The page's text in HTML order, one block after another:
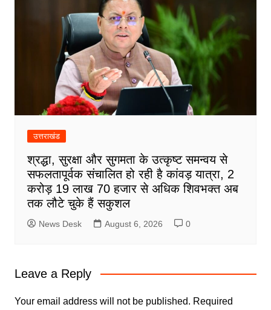
उत्तराखंड
श्रद्धा, सुरक्षा और सुगमता के उत्कृष्ट समन्वय से
सफलतापूर्वक संचालित हो रही है कांवड़ यात्रा, 2
करोड़ 19 लाख 70 हजार से अधिक शिवभक्त अब
तक लौटे चुके हैं सकुशल
News Desk August 6, 2026 0
Leave a Reply
Your email address will not be published. Required